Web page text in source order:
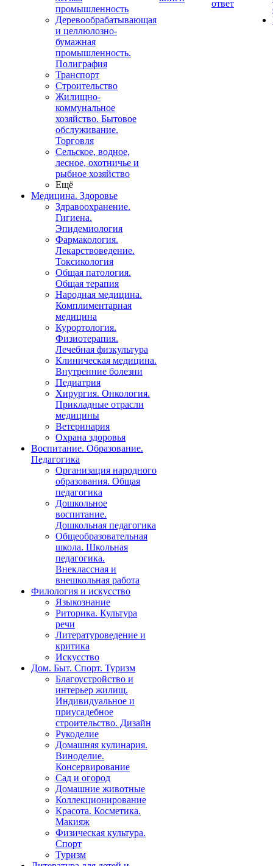
промышленность
Деревообрабатывающая
и целлюлозно-
бумажная
промышленность.
Полиграфия
Транспорт
Строительство
Жилищно-
коммунальное
хозяйство. Бытовое
обслуживание.
Торговля
Сельское, водное,
лесное, охотничье и
рыбное хозяйство
Ещё
Медицина. Здоровье
Здравоохранение.
Гигиена.
Эпидемиология
Фармакология.
Лекарствоведение.
Токсикология
Общая патология.
Общая терапия
Народная медицина.
Комплиментарная
медицина
Курортология.
Физиотерапия.
Лечебная физкультура
Клиническая медицина.
Внутренние болезни
Педиатрия
Хирургия. Онкология.
Прикладные отрасли
медицины
Ветеринария
Охрана здоровья
Воспитание. Образование.
Педагогика
Организация народного
образования. Общая
педагогика
Дошкольное
воспитание.
Дошкольная педагогика
Общеобразовательная
школа. Школьная
педагогика.
Внеклассная и
внешкольная работа
Филология и искусство
Языкознание
Риторика. Культура
речи
Литературоведение и
критика
Искусство
Дом. Быт. Спорт. Туризм
Благоустройство и
интерьер жилищ.
Индивидуальное и
приусадебное
строительство. Дизайн
Рукоделие
Домашняя кулинария.
Виноделие.
Консервирование
Сад и огород
Домашние животные
Коллекционирование
Красота. Косметика.
Макияж
Физическая культура.
Спорт
Туризм
ответ